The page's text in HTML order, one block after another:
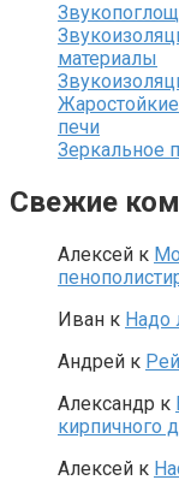
материалы
печи
Зеркальное
Свежие
Алексей к
Иван к Надо
Андрей к
Александр к
кирпичного
Алексей к